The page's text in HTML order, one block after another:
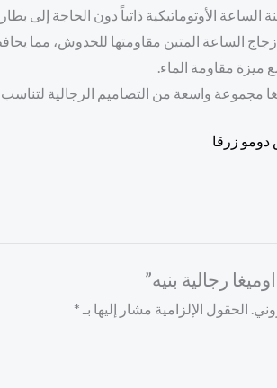
الساعة الأوتوماتيكية ذاتياً دون الحاجة إلى
الساعة المتين مقاومتها للخدوش، مما
ميزة مقاومة الماء.
مجموعة واسعة من التصاميم الرجالية لتناسب
دومو زرقا
رجالية بنيه”
الحقول الإلزامية مشار إليها بـ *